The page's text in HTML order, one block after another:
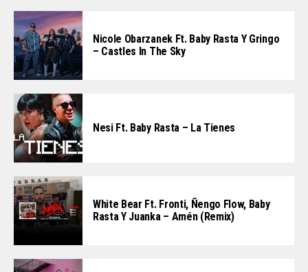
Nicole Obarzanek Ft. Baby Rasta Y Gringo
– Castles In The Sky
Nesi Ft. Baby Rasta – La Tienes
White Bear Ft. Fronti, Ñengo Flow, Baby
Rasta Y Juanka – Amén (Remix)